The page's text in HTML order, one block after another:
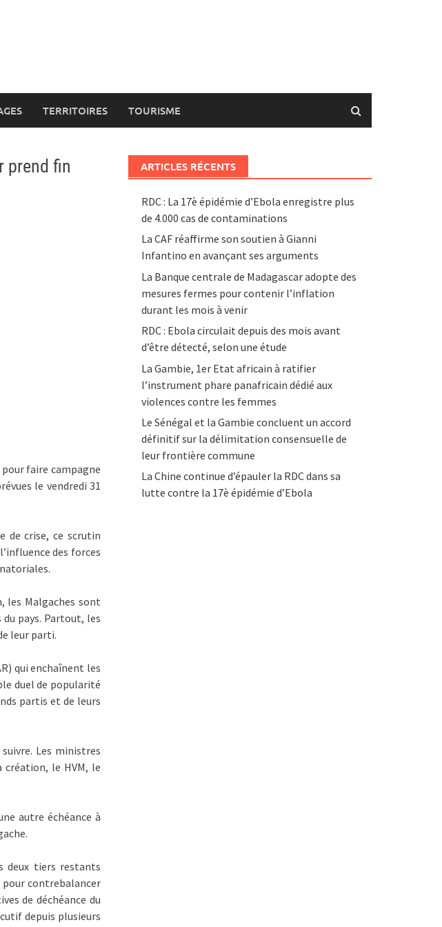
TERRITOIRES TOURISME
prend fin
pour faire campagne
le vendredi 31
de crise, ce scrutin
des forces
les Malgaches sont
pays. Partout, les
leur parti.
qui enchaînent les
duel de popularité
partis et de leurs
Les ministres
le HVM, le
autre échéance à
deux tiers restants
pour contrebalancer
de déchéance du
depuis plusieurs
ARTICLES RÉCENTS
RDC : La 17è épidémie d’Ebola enregistre plus
de 4.000 cas de contaminations
La CAF réaffirme son soutien à Gianni
Infantino en avançant ses arguments
La Banque centrale de Madagascar adopte des
mesures fermes pour contenir l’inflation
durant les mois à venir
RDC : Ebola circulait depuis des mois avant
d’être détecté, selon une étude
La Gambie, 1er Etat africain à ratifier
l’instrument phare panafricain dédié aux
violences contre les femmes
Le Sénégal et la Gambie concluent un accord
définitif sur la délimitation consensuelle de
leur frontière commune
La Chine continue d’épauler la RDC dans sa
lutte contre la 17è épidémie d’Ebola